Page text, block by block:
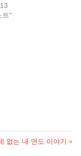
트"
없는 내 면도 이야기